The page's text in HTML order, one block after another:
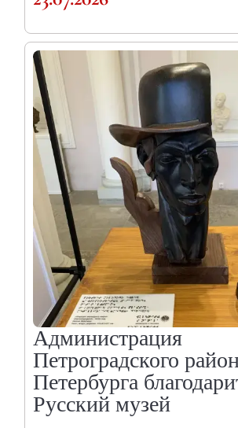
Администрация
Петроградского
Петербурга
Русский музей